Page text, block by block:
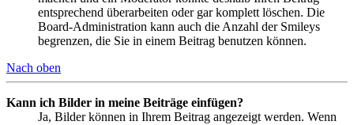
entsprechend überarbeiten oder gar komplett löschen. Die
Board-Administration kann auch die Anzahl der Smileys
begrenzen, die Sie in einem Beitrag benutzen können.
Nach oben
Kann ich Bilder in meine Beiträge einfügen?
Ja, Bilder können in Ihrem Beitrag angezeigt werden. Wenn